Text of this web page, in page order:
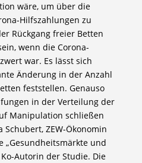
wäre, um über die
Hilfszahlungen zu
Rückgang freier Betten
wenn die Corona-
war. Es lässt sich
Änderung in der Anzahl
feststellen. Genauso
in der Verteilung der
Manipulation schließen
ZEW-Ökonomin
„Gesundheitsmärkte und
Autorin der Studie. Die